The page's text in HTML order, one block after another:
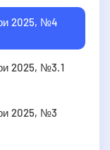
2025, №4
2025, №3.1
2025, №3